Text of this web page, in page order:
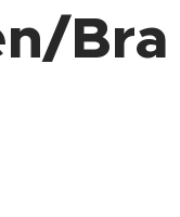
Bra